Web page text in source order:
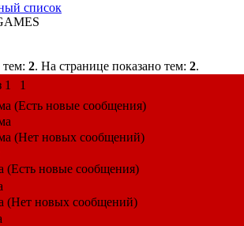
список
2. На странице показано тем: 2.
1
1
(Есть новые сообщения)
(Нет новых сообщений)
(Есть новые сообщения)
(Нет новых сообщений)